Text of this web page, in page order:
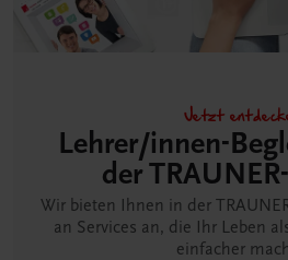
Jetzt
Lehrer/innen-
der
Wir bieten Ihnen in der
an Services an, die Ihr Leben
einfacher